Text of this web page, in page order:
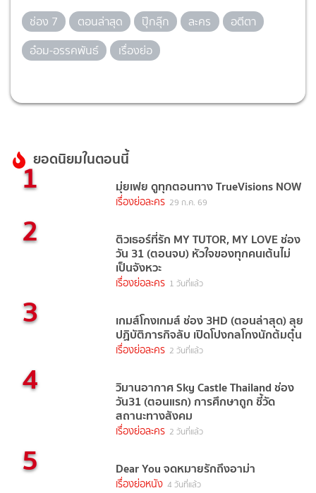
ช่อง 7 ตอนล่าสุด ปุ๊กลุ๊ก ละคร
อตีตา
อ๋อม-อรรคพันธ์
เรื่องย่อ
ยอดนิยมในตอนนี้
1 มุ่ยเฟย ดูทุกตอนทาง TrueVisions NOW
เรื่องย่อละคร 29 ก.ค. 69
2 ติวเธอร์ที่รัก MY TUTOR, MY LOVE ช่อง
วัน 31 (ตอนจบ) หัวใจของทุกคนเต้นไม่
เป็นจังหวะ
เรื่องย่อละคร 1 วันที่แล้ว
3 เกมส์โกงเกมส์ ช่อง 3HD (ตอนล่าสุด) ลุย
ปฏิบัติภารกิจลับ เปิดโปงกลโกงนักต้มตุ๋น
เรื่องย่อละคร 2 วันที่แล้ว
4 วิมานอากาศ Sky Castle Thailand ช่อง
วัน31 (ตอนแรก) การศึกษาถูก ชี้วัด
สถานะทางสังคม
เรื่องย่อละคร 2 วันที่แล้ว
5 Dear You จดหมายรักถึงอาม่า
เรื่องย่อหนัง 4 วันที่แล้ว